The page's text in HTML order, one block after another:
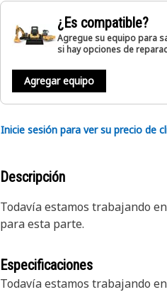
¿Es compatible?
Agregue su equipo para
si hay opciones de
Agregar equipo
Inicie sesión para ver su precio de
Descripción
Todavía estamos trabajando
para esta parte.
Especificaciones
Todavía estamos trabajando